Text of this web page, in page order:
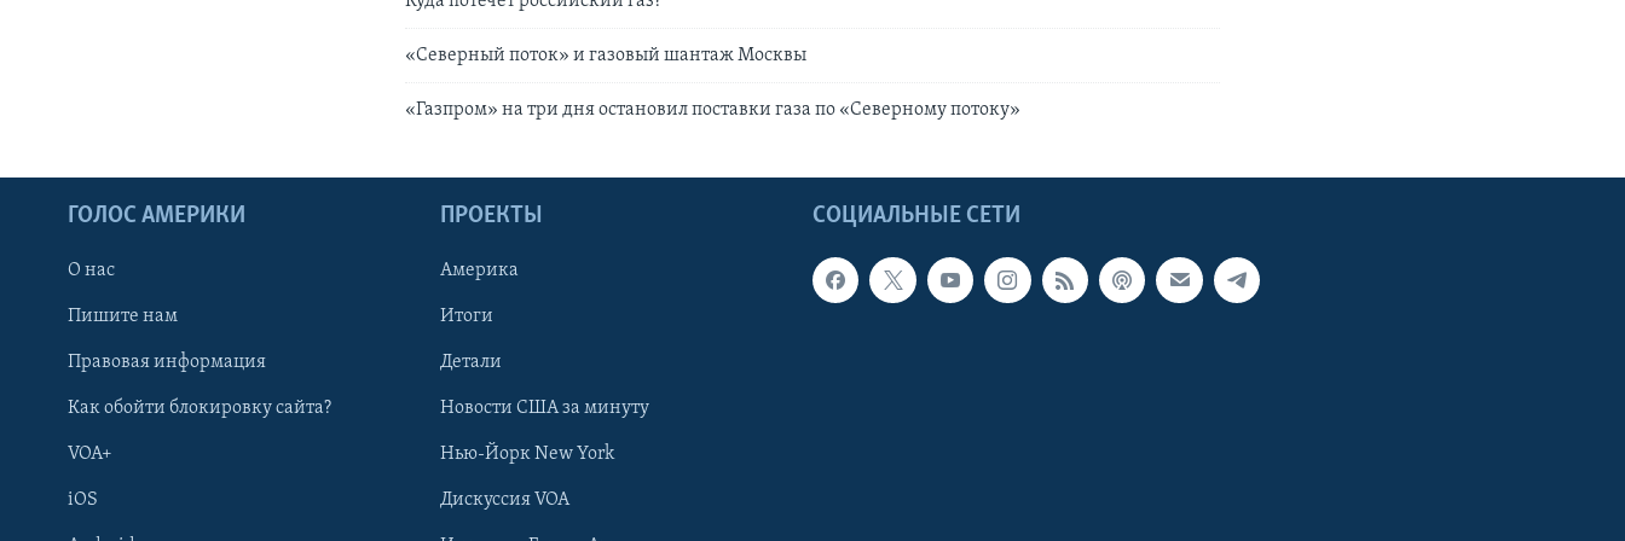
«Северный поток» и газовый шантаж Москвы
«Газпром» на три дня остановил поставки газа по «Северному потоку»
СОЦИАЛЬНЫЕ СЕТИ
ГОЛОС АМЕРИКИ
О нас
Пишите нам
Правовая информация
Как обойти блокировку сайта?
VOA+
iOS
ПРОЕКТЫ
Америка
Итоги
Детали
Новости США за минуту
Нью-Йорк New York
Дискуссия VOA